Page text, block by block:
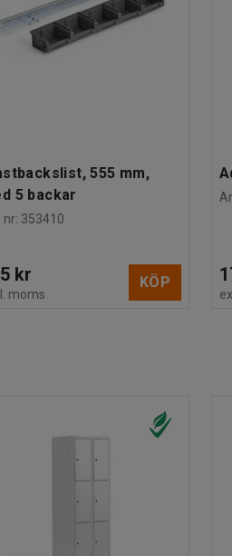
555 mm,
5 backar
nr: 353410
kr
moms
KÖP